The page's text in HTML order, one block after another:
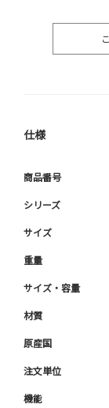
仕様
商品番号
シリーズ
サイズ
重量
サイズ・容量
材質
原産国
注文単位
機能